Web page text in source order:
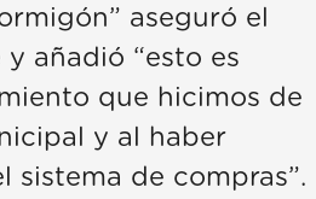
aseguró el
añadió “esto es
que hicimos de
y al haber
sistema de compras”.